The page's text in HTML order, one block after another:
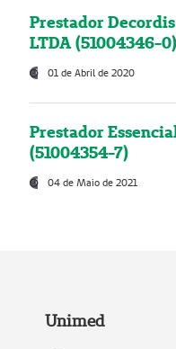
Prestador
LTDA (51004346-0)
01 de Abril de 2020
Prestador
(51004354-7)
04 de Maio de 2021
Unimed